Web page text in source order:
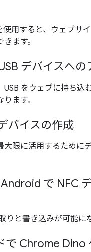
使用すると、ウェブサ
ます。
デバイスへの
USB をウェブに持ち込
ます。
バイスの作成
大限に活用するために
で NFC
りと書き込みが可能に
で Chrome Dino